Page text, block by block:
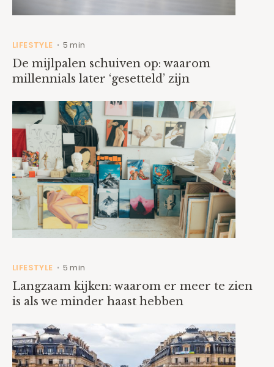
LIFESTYLE • 5 min
De mijlpalen schuiven op: waarom
millennials later ‘gesetteld’ zijn
LIFESTYLE • 5 min
Langzaam kijken: waarom er meer te zien
is als we minder haast hebben